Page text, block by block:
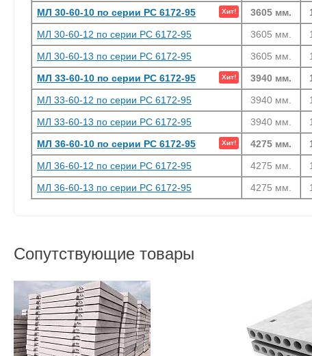
МЛ 30-60-10 по серии РС 6172-95
3605 мм.
МЛ 30-60-12 по серии РС 6172-95
3605 мм.
МЛ 30-60-13 по серии РС 6172-95
3605 мм.
МЛ 33-60-10 по серии РС 6172-95
3940 мм.
МЛ 33-60-12 по серии РС 6172-95
3940 мм.
МЛ 33-60-13 по серии РС 6172-95
3940 мм.
МЛ 36-60-10 по серии РС 6172-95
4275 мм.
МЛ 36-60-12 по серии РС 6172-95
4275 мм.
МЛ 36-60-13 по серии РС 6172-95
4275 мм.
Сопутствующие товары